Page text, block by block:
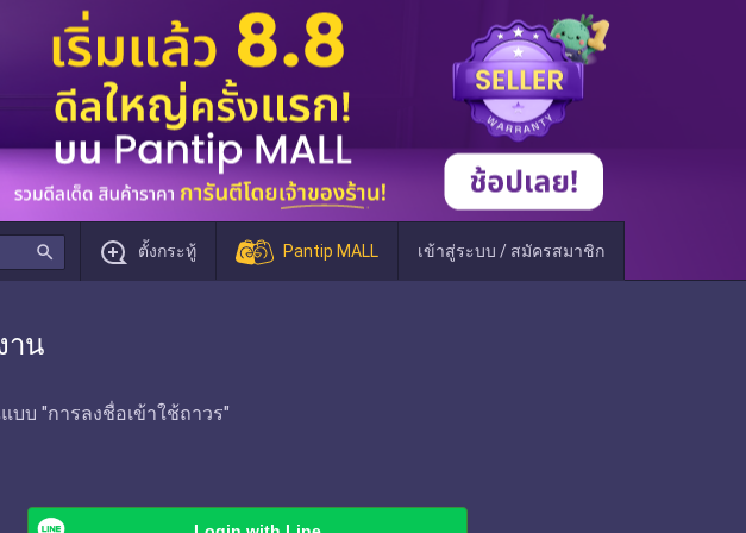
search ตั้งกระทู้ Pantip MALL เข้าสู่ระบบ / สมัครสมาชิก
าน
บ "การลงชื่อเข้าใช้ถาวร"